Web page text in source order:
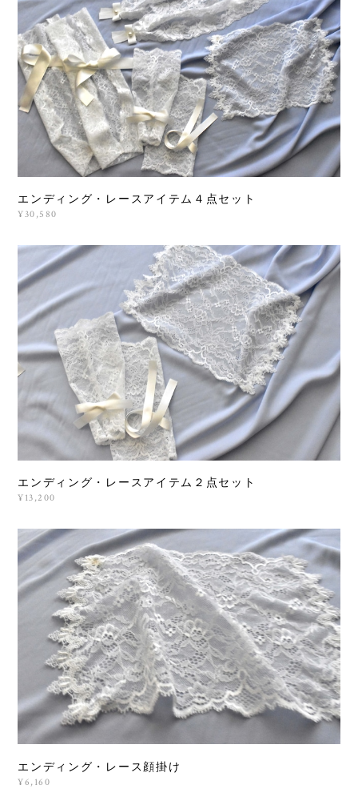
エンディング・レースアイテム４点セット
¥30,580
エンディング・レースアイテム２点セット
¥13,200
エンディング・レース顔掛け
¥6,160